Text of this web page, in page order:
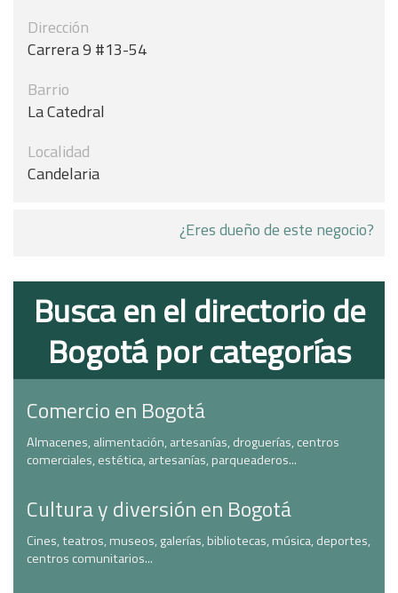
Dirección
Carrera 9 #13-54
Barrio
La Catedral
Localidad
Candelaria
¿Eres dueño de este negocio?
Busca en el directorio de
Bogotá por categorías
Comercio en Bogotá
Almacenes, alimentación, artesanías, droguerías, centros
comerciales, estética, artesanías, parqueaderos...
Cultura y diversión en Bogotá
Cines, teatros, museos, galerías, bibliotecas, música, deportes,
centros comunitarios...